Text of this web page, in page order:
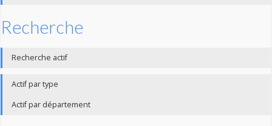
Recherche
Recherche actif
Actif par type
Actif par département